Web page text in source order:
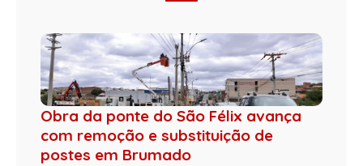
Obra da ponte do São Félix avança
com remoção e substituição de
postes em Brumado